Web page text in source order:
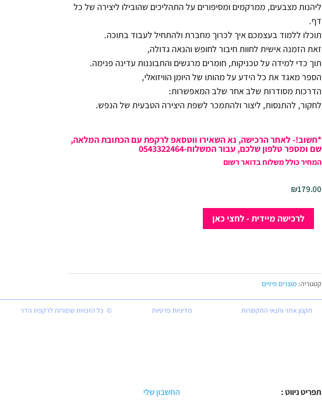
ליהנות מצבעים, ממרקמים ומסיפורים על התהליכים שהובילו ליצירה של כל
דף.
תוכלו ללמוד בעצמכם איך לכרוך מחברת ולהתחיל לעבוד בתוכה.
זאת הזמנה אישית לחוות חיבור לחופש והנאה גדולה,
תוך כדי למידה על טכניקות, חומרים מרגשים והתבוננות עדינה פנימה.
הספר מאגד את כל הידע על מהותו של היומן הוויזואלי,
הדרכות מסודרות שלב אחר שלב המאפשרות:
לחקור, להתנסות, ליצור ולהתמכר לשפת היצירה הטבעית של הנפש.
*חשוב!- לאחר הרכישה, נא השאירו ווטסאפ לרקפת עם הכתובת המלאה,
שם ומספר טלפון שלכם, עבור המשלוח-0543322464
המחיר כולל משלוח בדואר רשום
₪179.00
כמות
של
“מסעות
ביומן
הוויזואלי”
לרכישה מיידית - לחצי כאן
קטגוריה: מוצרים פיזיים
תקנון אתר ותנאי התקשרות מדיניות פרטיות © כל הזכויות שמורות לרקפת הדר
החשבון שלי תפריט ניווט :